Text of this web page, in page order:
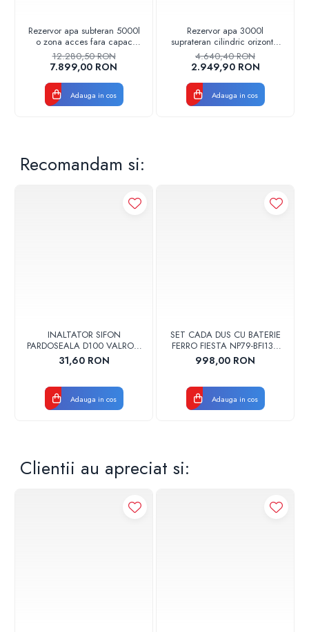
Rezervor apa subteran 5000l
o zona acces fara capac
Stockkit Valrom
49020550000
12.280,50 RON
7.899,00 RON
Adauga in cos
Rezervor apa 3000l
suprateran cilindric orizontal
Stockkit Valrom
49013000001
4.640,40 RON
2.949,90 RON
Adauga in cos
Recomandam si:
INALTATOR SIFON
PARDOSEALA D100 VALROM
17001900004
31,60 RON
Adauga in cos
SET CADA DUS CU BATERIE
FERRO FIESTA NP79-BFI13U
CROM
998,00 RON
Adauga in cos
Clientii au apreciat si: